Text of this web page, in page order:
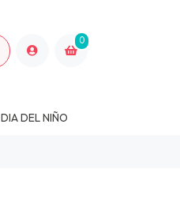
0
DIA DEL NIÑO